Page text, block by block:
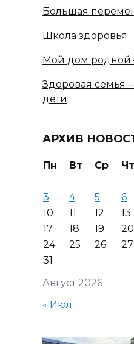
Большая
Школа здоровья
Мой дом родной
Здоровая семья
дети
АРХИВ
Август 2026
Пн Вт Ср Чт
3
4 5 6
10
11 12 13
17
18 19 20
24
25 26 27
31
« Июл